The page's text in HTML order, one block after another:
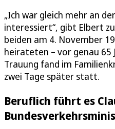
„Ich war gleich mehr an
interessiert“, gibt Elbert
beiden am 4. November
heirateten – vor genau 65
Trauung fand im
zwei Tage später statt.
Beruflich führt es